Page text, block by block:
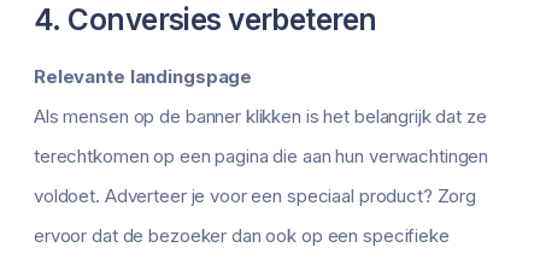
4. Conversies verbeteren
Relevante landingspage
Als mensen op de banner klikken is het belangrijk dat ze
terechtkomen op een pagina die aan hun verwachtingen
voldoet. Adverteer je voor een speciaal product? Zorg
ervoor dat de bezoeker dan ook op een specifieke